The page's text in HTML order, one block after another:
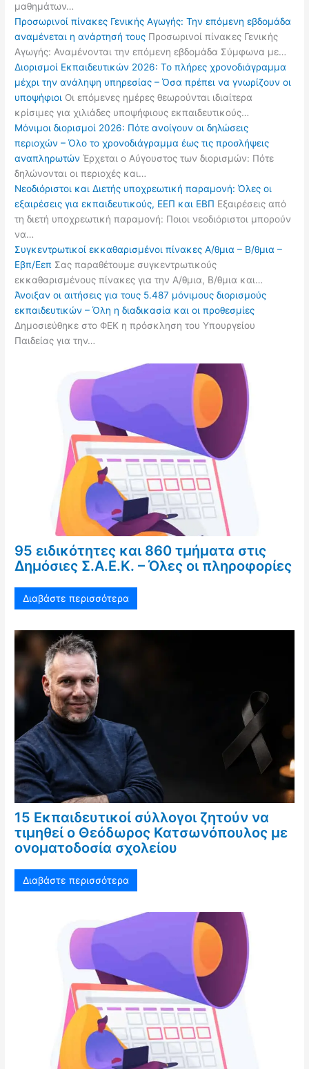
μαθημάτων…
Προσωρινοί πίνακες Γενικής Αγωγής: Την επόμενη εβδομάδα
αναμένεται η ανάρτησή τους Προσωρινοί πίνακες Γενικής
Αγωγής: Αναμένονται την επόμενη εβδομάδα Σύμφωνα με…
Διορισμοί Εκπαιδευτικών 2026: Το πλήρες χρονοδιάγραμμα
μέχρι την ανάληψη υπηρεσίας – Όσα πρέπει να γνωρίζουν οι
υποψήφιοι Οι επόμενες ημέρες θεωρούνται ιδιαίτερα
κρίσιμες για χιλιάδες υποψήφιους εκπαιδευτικούς…
Μόνιμοι διορισμοί 2026: Πότε ανοίγουν οι δηλώσεις
περιοχών – Όλο το χρονοδιάγραμμα έως τις προσλήψεις
αναπληρωτών Έρχεται ο Αύγουστος των διορισμών: Πότε
δηλώνονται οι περιοχές και…
Νεοδιόριστοι και Διετής υποχρεωτική παραμονή: Όλες οι
εξαιρέσεις για εκπαιδευτικούς, ΕΕΠ και ΕΒΠ Εξαιρέσεις από
τη διετή υποχρεωτική παραμονή: Ποιοι νεοδιόριστοι μπορούν
να…
Συγκεντρωτικοί εκκαθαρισμένοι πίνακες Α/θμια – Β/θμια –
Εβπ/Εεπ Σας παραθέτουμε συγκεντρωτικούς
εκκαθαρισμένους πίνακες για την Α/θμια, Β/θμια και…
Άνοιξαν οι αιτήσεις για τους 5.487 μόνιμους διορισμούς
εκπαιδευτικών – Όλη η διαδικασία και οι προθεσμίες
Δημοσιεύθηκε στο ΦΕΚ η πρόσκληση του Υπουργείου
Παιδείας για την…
95 ειδικότητες και 860 τμήματα στις
Δημόσιες Σ.Α.Ε.Κ. – Όλες οι πληροφορίες
Διαβάστε περισσότερα
15 Εκπαιδευτικοί σύλλογοι ζητούν να
τιμηθεί ο Θεόδωρος Κατσωνόπουλος με
ονοματοδοσία σχολείου
Διαβάστε περισσότερα